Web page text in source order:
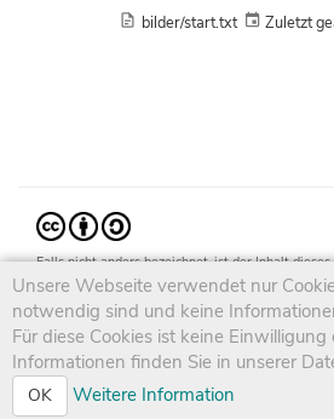
Unsere Webseite verwendet nur
notwendig sind und keine
Für diese Cookies ist keine
Informationen finden Sie in unserer
OK Weitere Information
bilder/start.txt Zuletzt
Falls nicht anders bezeichnet, ist der Inhalt
Lizenz veröffentlicht: